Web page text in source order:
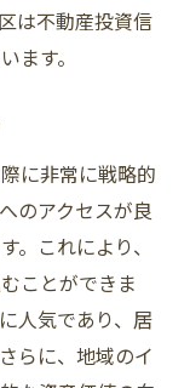
の資産形成
能性
ント
は不動産投資信
ます。
に非常に戦略的
のアクセスが良
。これにより、
ことができま
人気であり、居
らに、地域のイ